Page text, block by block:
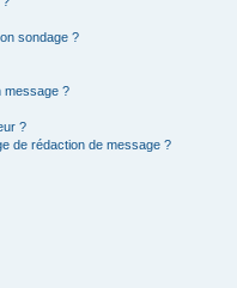
sondage ?
message ?
?
de rédaction de message ?